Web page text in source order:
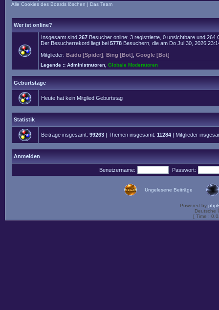
Alle Cookies des Boards löschen | Das Team
Wer ist online?
Insgesamt sind 267 Besucher online: 3 registrierte, 0 unsichtbare und
Der Besucherrekord liegt bei 5778 Besuchern, die am Do Jul 30, 2026
Mitglieder: Baidu [Spider] Bing [Bot] Google [Bot]
Legende :: Administratoren Globale Moderatoren
Geburtstage
Heute hat kein Mitglied Geburtstag
Statistik
Beiträge insgesamt: 99263 | Themen insgesamt: 11284 | Mitglieder
Anmelden
Benutzername: Passwort:
Ungelesene Beiträge
Powered by
Deutsche
[ Time :